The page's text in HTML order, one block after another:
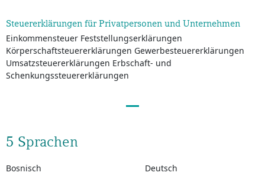
Steuererklärungen für Privatpersonen und Unternehmen
Einkommensteuer Feststellungserklärungen
Körperschaftsteuererklärungen Gewerbesteuererklärungen
Umsatzsteuererklärungen Erbschaft- und
Schenkungssteuererklärungen
5 Sprachen
Bosnisch Deutsch